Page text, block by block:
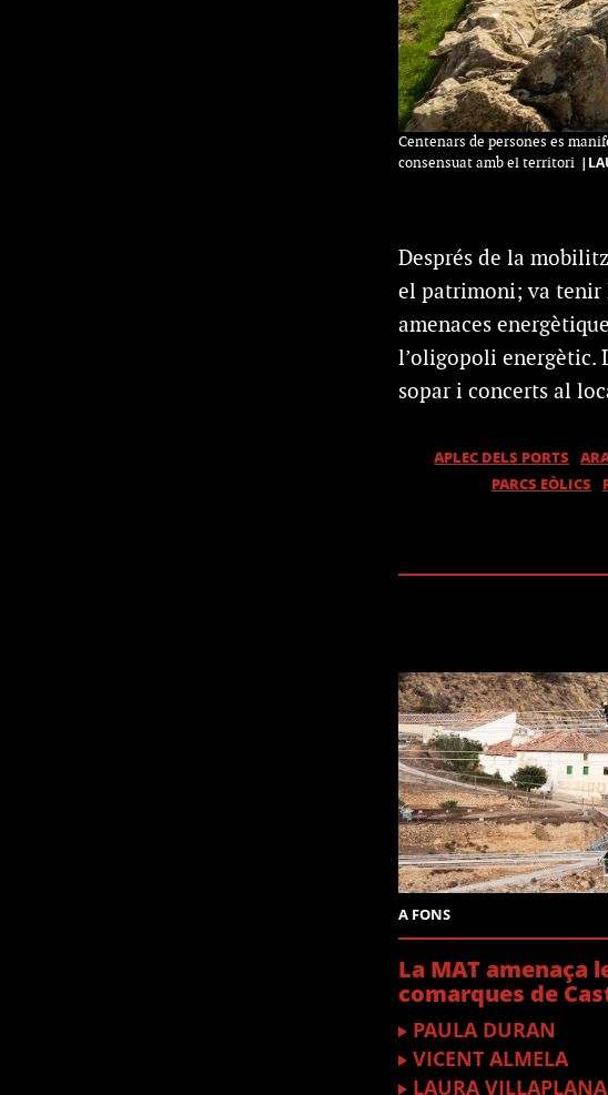
Centenars de persones es
consensuat amb el territori
Després de la
el patrimoni; va tenir
amenaces
l’oligopoli energètic.
sopar i concerts al
APLEC DELS PORTS
PARCS EÒLICS
A FONS
La MAT amenaça
comarques de
PAULA DURAN
VICENT ALMELA
LAURA VILLAPLANA